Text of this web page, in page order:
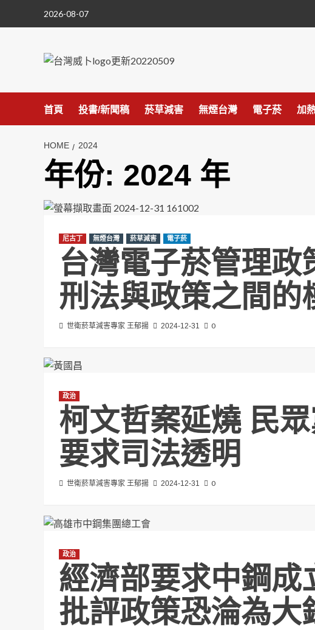
2026-08-07
首頁 投書/新聞稿 菸草減害 無煙台灣 電子菸 加
HOME 2024
年份: 2024 年
尼古丁 無煙台灣 菸草減害 電子菸
台灣電子菸管理政
刑法與政策之間的
世衛菸草減害專家 王郁揚 2024-12-31 0
政治
柯文哲案延燒 民
要求司法透明
世衛菸草減害專家 王郁揚 2024-12-31 0
政治
經濟部要求中鋼成
批評政策恐淪為大